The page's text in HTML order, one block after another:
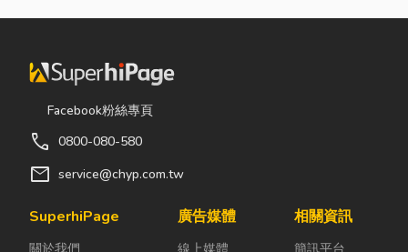
料行採購。除
齊全，也能依
照施工需求，
快速找到合適
插座、燈具、
馬達、衛浴設
關產品。 無論
要求提供「碳
書」。這讓不
什麼？我們公
真的需要找
候？」、「七
著生活節奏加
Facebook粉絲專頁
call 0800-080-580
mail service@chyp.com.tw
SuperhiPage
關於我們
廣告媒體
線上媒體
相關資訊
簡訊平台